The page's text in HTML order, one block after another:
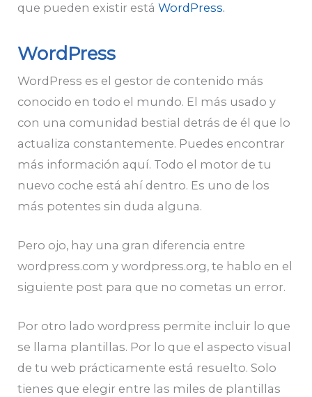
que pueden existir estáWordPress.
WordPress
WordPress es el gestor de contenido más
conocido en todo el mundo. El más usado y
con una comunidad bestial detrás de él que lo
actualiza constantemente. Puedes encontrar
más información aquí. Todo el motor de tu
nuevo coche está ahí dentro. Es uno de los
más potentes sin duda alguna.
Pero ojo, hay una gran diferencia entre
wordpress.com y wordpress.org, te hablo en el
siguiente post para que no cometas un error.
Por otro lado wordpress permite incluir lo que
se llama plantillas. Por lo que el aspecto visual
de tu web prácticamente está resuelto. Solo
tienes que elegir entre las miles de plantillas